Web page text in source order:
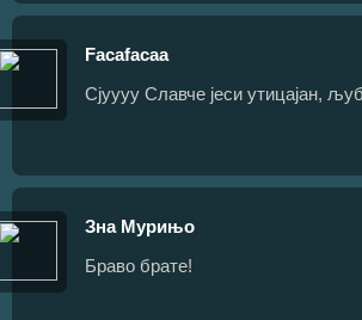
Facafacaa
Сјуууу Славче јеси утицајан,
Зна Мурињо
Браво брате!